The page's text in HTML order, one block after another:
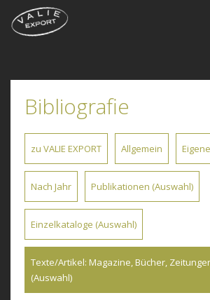
Bibliografie
zu VALIE EXPORT Allgemein
Nach Jahr Publikationen (Auswahl)
Einzelkataloge (Auswahl)
Texte/Artikel: Magazine, Bücher,
(Auswahl)